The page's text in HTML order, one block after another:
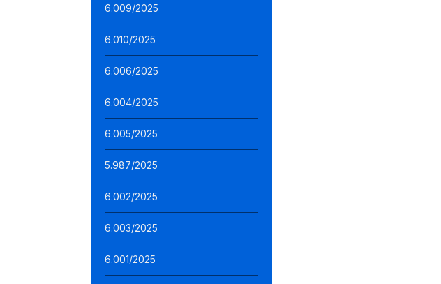
6.009/2025
6.010/2025
6.006/2025
6.004/2025
6.005/2025
5.987/2025
6.002/2025
6.003/2025
6.001/2025